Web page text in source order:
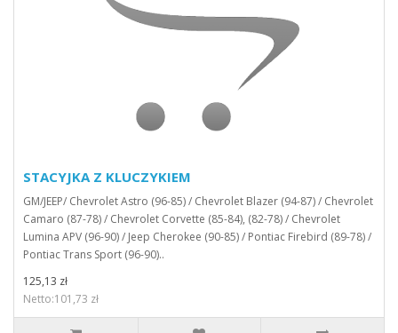
STACYJKA Z KLUCZYKIEM
GM/JEEP/ Chevrolet Astro (96-85) / Chevrolet Blazer (94-87) / Chevrolet
Camaro (87-78) / Chevrolet Corvette (85-84), (82-78) / Chevrolet
Lumina APV (96-90) / Jeep Cherokee (90-85) / Pontiac Firebird (89-78) /
Pontiac Trans Sport (96-90)..
125,13 zł
Netto:101,73 zł